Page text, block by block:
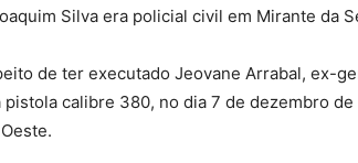
Silva era policial civil em Mirante da
de ter executado Jeovane Arrabal, ex-
calibre 380, no dia 7 de dezembro